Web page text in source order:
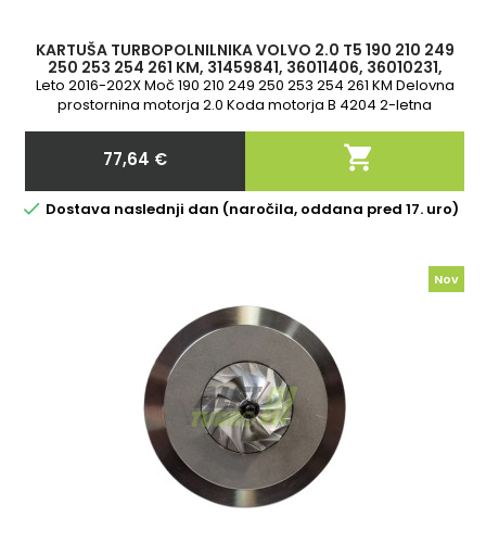
KARTUŠA TURBOPOLNILNIKA VOLVO 2.0 T5 190 210 249
250 253 254 261 KM, 31459841, 36011406, 36010231,
314598415, 53039700546, 53039
Leto 2016-202X Moč 190 210 249 250 253 254 261 KM Delovna
prostornina motorja 2.0 Koda motorja B 4204 2-letna
Cena
77,64 € 
 Dostava naslednji dan (naročila, oddana pred 17. uro)
Nov